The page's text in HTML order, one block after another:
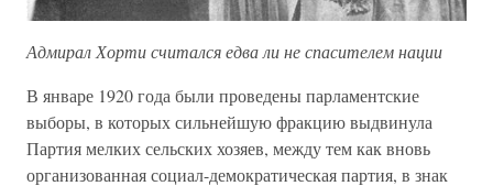
Адмирал Хорти считался едва ли не спасителем нации
В январе 1920 года были проведены парламентские
выборы, в которых сильнейшую фракцию выдвинула
Партия мелких сельских хозяев, между тем как вновь
организованная социал-демократическая партия, в знак